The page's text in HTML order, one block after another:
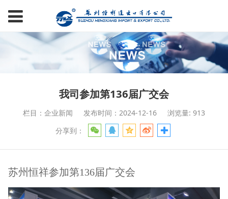
我司参加第136届广交会
栏目：企业新闻 发布时间：2024-12-16
浏览量: 913
分享到：
苏州恒祥参加第136届广交会